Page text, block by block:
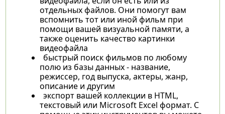
отдельных файлов. Они помогут вам
вспомнить тот или иной фильм при
помощи вашей визуальной памяти, а
также оценить качество картинки
видеофайла
быстрый поиск фильмов по любому
полю из базы данных - название,
режиссер, год выпуска, актеры, жанр,
описание и другим
экспорт вашей коллекции в HTML,
текстовый или Microsoft Excel формат. С